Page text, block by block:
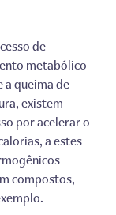
de
metabólico
queima de
existem
por acelerar o
a estes
compostos,